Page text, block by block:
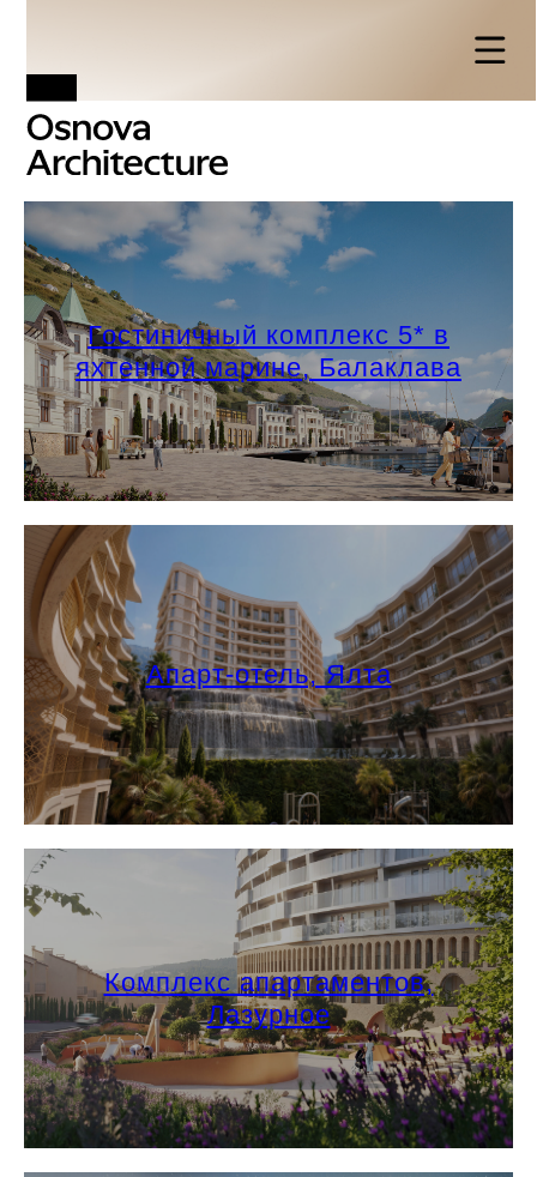
Гостиничный комплекс 5* в
яхтенной марине, Балаклава
Апарт-отель, Ялта
Комплекс апартаментов,
Лазурное